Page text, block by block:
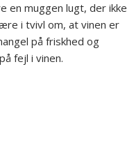
en muggen lugt, der ikke
i tvivl om, at vinen er
på friskhed og
fejl i vinen.